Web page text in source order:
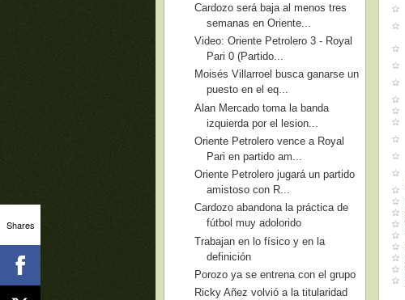
Cardozo será baja al menos tres
semanas en Oriente...
Video: Oriente Petrolero 3 - Royal
Pari 0 (Partido...
Moisés Villarroel busca ganarse un
puesto en el eq...
Alan Mercado toma la banda
izquierda por el lesion...
Oriente Petrolero vence a Royal
Pari en partido am...
Oriente Petrolero jugará un partido
amistoso con R...
Cardozo abandona la práctica de
fútbol muy adolorido
Trabajan en lo físico y en la
definición
Porozo ya se entrena con el grupo
Ricky Añez volvió a la titularidad
Shares